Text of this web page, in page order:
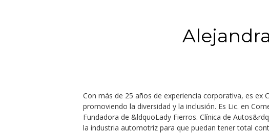
Con más de 25 años de experiencia corporativa, es ex
promoviendo la diversidad y la inclusión. Es Lic. en
Fundadora de &ldquoLady Fierros. Clínica de
la industria automotriz para que puedan tener total